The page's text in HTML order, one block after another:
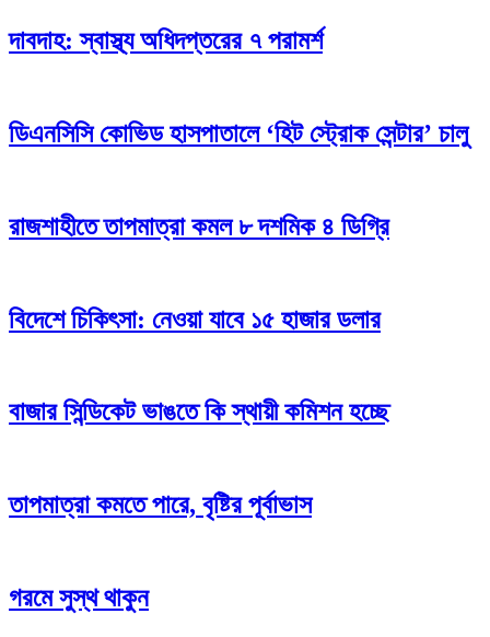
দাবদাহ: স্বাস্থ্য অধিদপ্তরের ৭ পরামর্শ
ডিএনসিসি কোভিড হাসপাতালে ‘হিট স্ট্রোক সেন্টার’ চালু
রাজশাহীতে তাপমাত্রা কমল ৮ দশমিক ৪ ডিগ্রি
বিদেশে চিকিৎসা: নেওয়া যাবে ১৫ হাজার ডলার
বাজার সিন্ডিকেট ভাঙতে কি স্থায়ী কমিশন হচ্ছে
তাপমাত্রা কমতে পারে, বৃষ্টির পূর্বাভাস
গরমে সুস্থ থাকুন